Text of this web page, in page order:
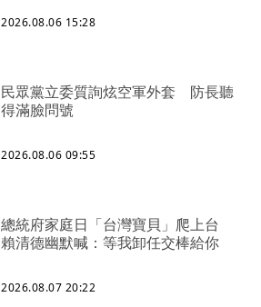
2026.08.06 15:28
民眾黨立委質詢炫空軍外套 防長聽
得滿臉問號
2026.08.06 09:55
總統府家庭日「台灣寶貝」爬上台
賴清德幽默喊：等我卸任交棒給你
2026.08.07 20:22